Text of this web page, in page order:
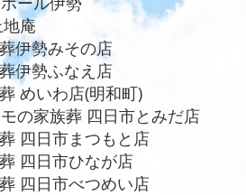
庵
伊勢みその店
伊勢ふなえ店
めいわ店(明和町)
の家族葬 四日市とみだ店
四日市まつもと店
四日市ひなが店
四日市べつめい店